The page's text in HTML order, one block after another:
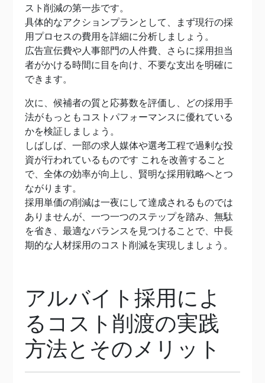
スト削減の第一歩です。
具体的なアクションプランとして、まず現行の採
用プロセスの費用を詳細に分析しましょう。
広告宣伝費や人事部門の人件費、さらに採用担当
者がかける時間に目を向け、不要な支出を明確に
できます。
次に、候補者の質と応募数を評価し、どの採用手
法がもっともコストパフォーマンスに優れている
かを検証しましょう。
しばしば、一部の求人媒体や選考工程で過剰な投
資が行われているものです これを改善すること
で、全体の効率が向上し、賢明な採用戦略へとつ
ながります。
採用単価の削減は一夜にして達成されるものでは
ありませんが、一つ一つのステップを踏み、無駄
を省き、最適なバランスを見つけることで、中長
期的な人材採用のコスト削減を実現しましょう。
アルバイト採用によ
るコスト削渡の実践
方法とそのメリット